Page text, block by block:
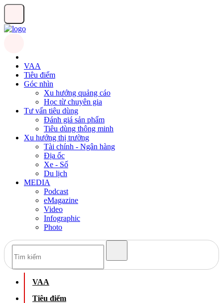
VAA
Tiêu điểm
Góc nhìn
Xu hướng quảng cáo
Học từ chuyên gia
Tư vấn tiêu dùng
Đánh giá sản phẩm
Tiêu dùng thông minh
Xu hướng thị trường
Tài chính - Ngân hàng
Địa ốc
Xe - Số
Du lịch
MEDIA
Podcast
eMagazine
Video
Infographic
Photo
VAA
Tiêu điểm